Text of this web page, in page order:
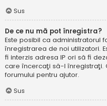
Sus
De ce nu mă pot înregistra?
Este posibil ca administratorul
înregistrarea de noi utilizatori.
fi interzis adresa IP ori să fi
care încercaţi să-l înregistraţi.
forumului pentru ajutor.
Sus